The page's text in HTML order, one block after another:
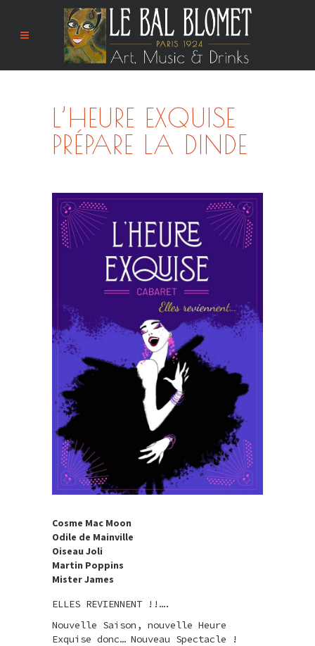
L’HEURE EXQUISE
PRÉPARE LA DINDE
Cosme Mac Moon
Odile de Mainville
Oiseau Joli
Martin Poppins
Mister James
ELLES REVIENNENT !!….
Nouvelle Saison, nouvelle Heure
Exquise donc… Nouveau Spectacle !